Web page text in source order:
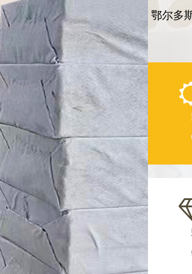
鄂尔多